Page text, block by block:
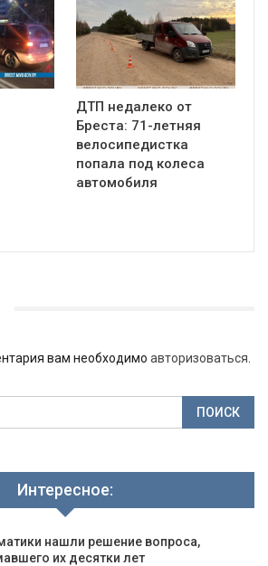
ДТП недалеко от
Бреста: 71-летняя
велосипедистка
попала под колеса
автомобиля
вам необходимо авторизоваться
Интересное:
нашли решение вопроса,
их десятки лет